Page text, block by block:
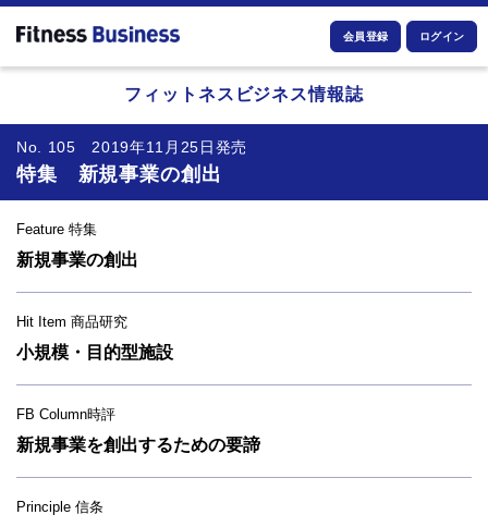
会員登録 ログイン
フィットネスビジネス情報誌
No. 105 2019年11月25日発売
特集 新規事業の創出
Feature 特集
新規事業の創出
Hit Item 商品研究
小規模・目的型施設
FB Column時評
新規事業を創出するための要諦
Principle 信条